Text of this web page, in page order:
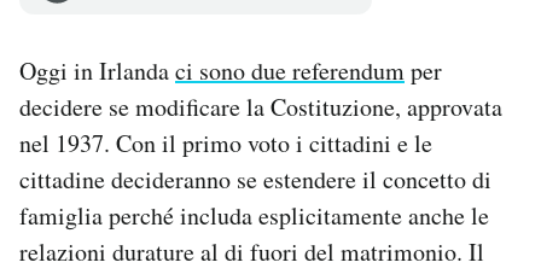
Area Personale
Newsletter
Notifiche mobile
Hai bisogno di aiuto?
Esci
Oggi in Irlandaci sono due referendumper
decidere se modificare la Costituzione, approvata
nel 1937. Con il primo voto i cittadini e le
cittadine decideranno se estendere il concetto di
famiglia perché includa esplicitamente anche le
relazioni durature al di fuori del matrimonio. Il